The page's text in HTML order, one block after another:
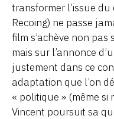
transformer l’issue
Recoing) ne passe
film s’achève non
mais sur l’annonce
justement dans ce
adaptation que l’on
« politique » (même si
Vincent poursuit sa